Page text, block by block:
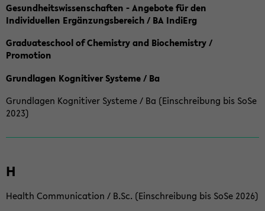
Gesundheitswissenschaften - Angebote für den
Individuellen Ergänzungsbereich / BA IndiErg
Graduateschool of Chemistry and Biochemistry /
Promotion
Grundlagen Kognitiver Systeme / Ba
Grundlagen Kognitiver Systeme / Ba (Einschreibung bis SoSe
2023)
H
Health Communication / B.Sc. (Einschreibung bis SoSe 2026)